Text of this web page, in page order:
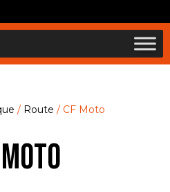
/ Route / CF Moto
Moto